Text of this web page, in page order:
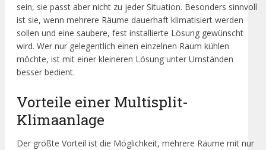
sein, sie passt aber nicht zu jeder Situation. Besonders sinnvoll
ist sie, wenn mehrere Räume dauerhaft klimatisiert werden
sollen und eine saubere, fest installierte Lösung gewünscht
wird. Wer nur gelegentlich einen einzelnen Raum kühlen
möchte, ist mit einer kleineren Lösung unter Umständen
besser bedient.
Vorteile einer Multisplit-
Klimaanlage
Der größte Vorteil ist die Möglichkeit, mehrere Räume mit nur